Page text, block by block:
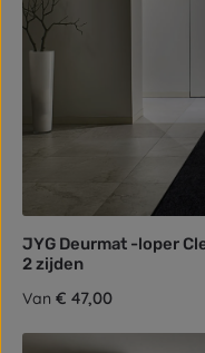
JYG Deurmat -loper
2 zijden
Normale prijs:
Van € 47,00